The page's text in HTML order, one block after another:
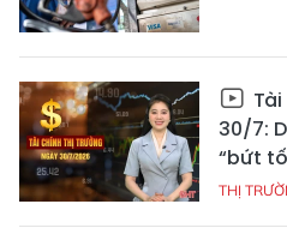
30/7:
“bứt
THỊ